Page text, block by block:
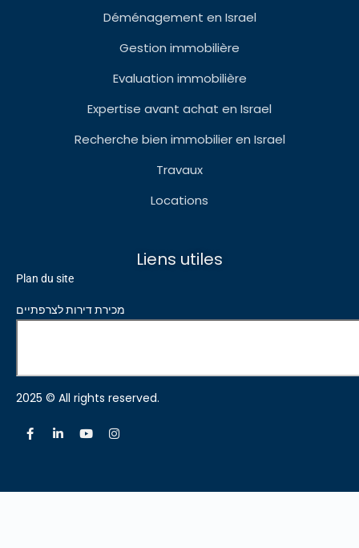
Déménagement en Israel
Gestion immobilière
Evaluation immobilière
Expertise avant achat en Israel
Recherche bien immobilier en Israel
Travaux
Locations
Liens utiles
Plan du site
מכירת דירות לצרפתיים
2025 © All rights reserved.